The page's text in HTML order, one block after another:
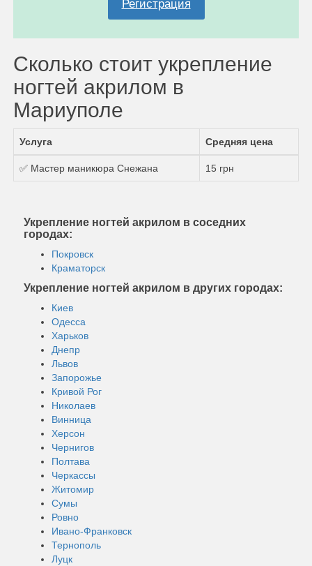
Регистрация
Сколько стоит укрепление
ногтей акрилом в
Мариуполе
Услуга Средняя цена
✅ Мастер маникюра Снежана 15 грн
Укрепление ногтей акрилом в соседних
городах:
Покровск
Краматорск
Укрепление ногтей акрилом в других городах:
Киев
Одесса
Харьков
Днепр
Львов
Запорожье
Кривой Рог
Николаев
Винница
Херсон
Чернигов
Полтава
Черкассы
Житомир
Сумы
Ровно
Ивано-Франковск
Тернополь
Луцк